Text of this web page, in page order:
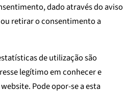
dado através do aviso
retirar o consentimento a
de utilização são
legítimo em conhecer e
Pode opor-se a esta